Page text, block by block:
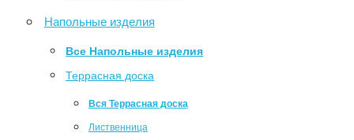
Напольные изделия
Все Напольные изделия
Террасная доска
Вся Террасная доска
Лиственница